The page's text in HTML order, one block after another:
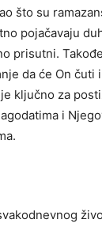
što su
pojačavaju
prisutni.
da će On
ključno za
i